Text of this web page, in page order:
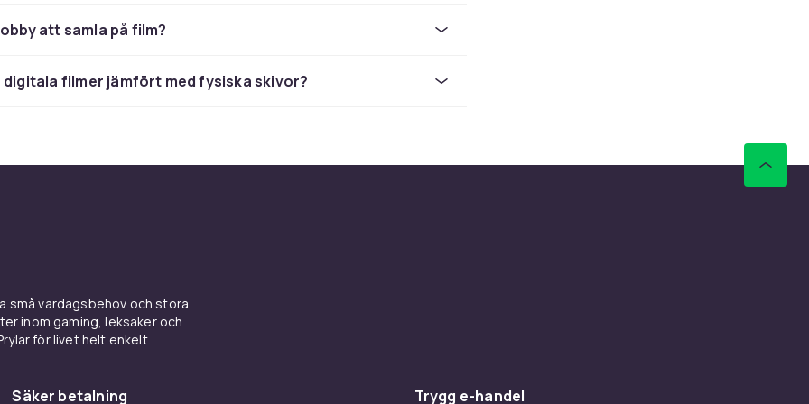
man exakt vad man letar efter. Ibland vill man bara bläddra bland
mörka draman, westernklassiker och nostalgiska familjefilmer.
Bara känsla.
hitta, lätt att gilla
format, betyg eller bara dyka rakt in bland nyheterna. Hittar du
att samla på film?
digitala filmer jämfört med fysiska skivor?
små vardagsbehov och stora
inom gaming, leksaker och
för livet helt enkelt.
Säker betalning Trygg e-handel